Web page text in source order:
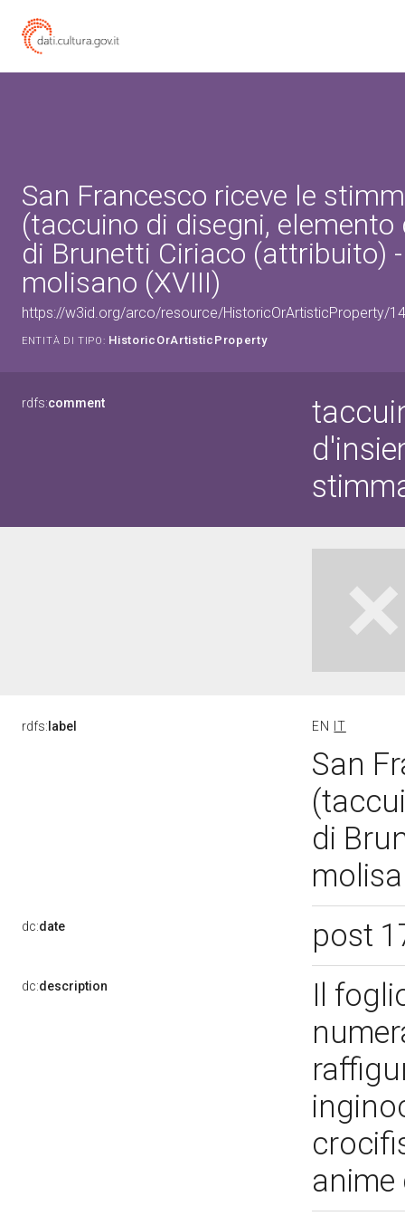
San Francesco riceve le
(taccuino di disegni, elemento
di Brunetti Ciriaco (attribuito)
molisano (XVIII)
https://w3id.org/arco/resource/HistoricOrArtisticProperty/
ENTITÀ DI TIPO: HistoricOrArtisticProperty
rdfs:comment
rdfs: label EN IT
San
di
dc:date post
dc:description
Il